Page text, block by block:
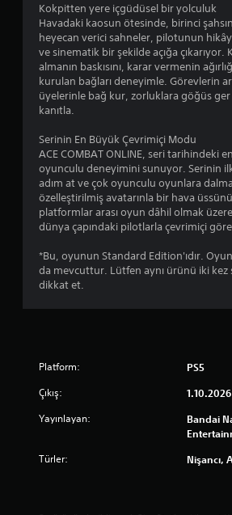
Kokpitten yere içgüdüsel bir yolculuk
Havadaki kaosun ötesinde, birinci şahsın
heyecan verici sahneler, pilotunun
ve sinematik bir şekilde açığa çıkarıyor.
almanın baskısını, karar vermenin
kurulan bağları deneyimle. Görevlerin
üyelerinle bağ kur, zorluklara göğüs ger
kanıtla.
Serinin En Büyük Çevrimiçi Modu
ACE COMBAT ONLINE, seri tarihindeki
oyunculu deneyimini sunuyor. Serinin
adım at ve çok oyunculu oyunlara
özelleştirilmiş avatarınla bir hava
platformlar arası oyun dâhil olmak
dünya çapındaki pilotlarla çevrimiçi
*Bu, oyunun Standard Edition'ıdır.
da mevcuttur. Lütfen aynı ürünü iki kez
dikkat et.
Platform: PS5
Çıkış: 1.10.2026
Yayınlayan:
Bandai
Türler: Nişancı,